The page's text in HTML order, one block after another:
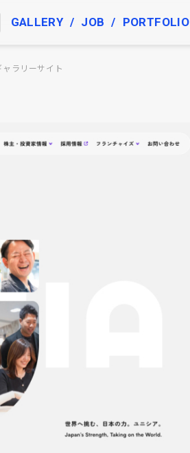
GALLERY JOB PORTFOLIO
ラリーサイト